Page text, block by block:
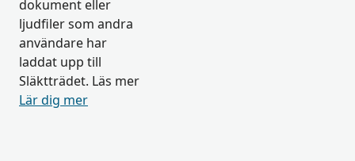
dokument eller
ljudfiler som andra
användare har
laddat upp till
Släktträdet. Läs mer
Lär dig mer